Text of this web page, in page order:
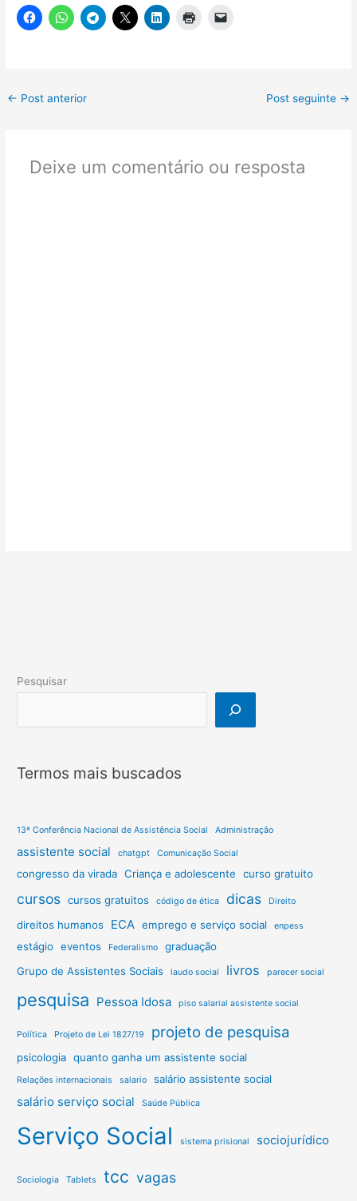
← Post anterior Post seguinte →
Deixe um comentário ou resposta
Pesquisar
Termos mais buscados
13ª Conferência Nacional de Assistência Social Administração
assistente social chatgpt Comunicação Social
congresso da virada Criança e adolescente curso gratuito
cursos cursos gratuitos código de ética dicas Direito
direitos humanos ECA emprego e serviço social enpess
estágio eventos Federalismo
graduação
Grupo de Assistentes Sociais
laudo social livros parecer social
pesquisa Pessoa Idosa piso salarial assistente social
Política Projeto de Lei 1827/19 projeto de pesquisa
psicologia quanto ganha um assistente social
Relações internacionais salario salário assistente social
salário serviço social Saúde Pública
Serviço Social sistema prisional sociojurídico
Sociologia Tablets tcc vagas